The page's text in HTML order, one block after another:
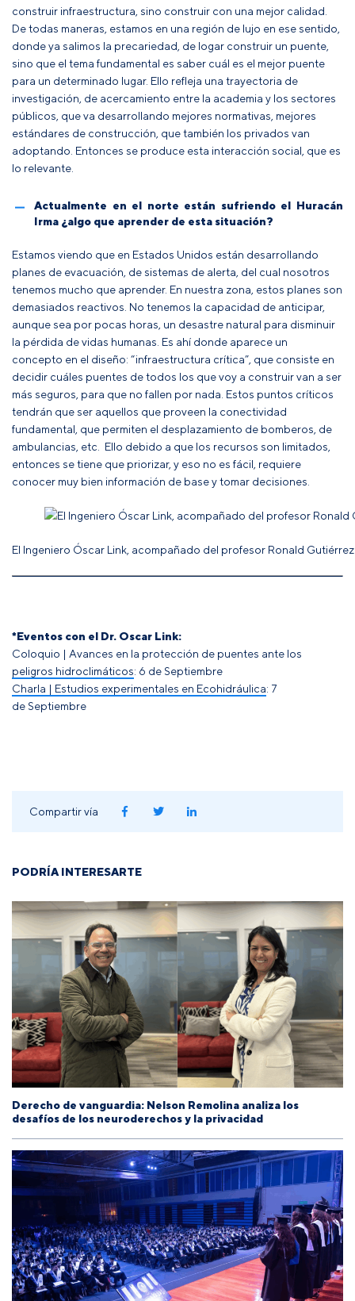
construir infraestructura, sino construir con una mejor calidad.
De todas maneras, estamos en una región de lujo en ese sentido,
donde ya salimos la precariedad, de logar construir un puente,
sino que el tema fundamental es saber cuál es el mejor puente
para un determinado lugar. Ello refleja una trayectoria de
investigación, de acercamiento entre la academia y los sectores
públicos, que va desarrollando mejores normativas, mejores
estándares de construcción, que también los privados van
adoptando. Entonces se produce esta interacción social, que es
lo relevante.
Actualmente en el norte están sufriendo el Huracán
Irma ¿algo que aprender de esta situación?
Estamos viendo que en Estados Unidos están desarrollando
planes de evacuación, de sistemas de alerta, del cual nosotros
tenemos mucho que aprender. En nuestra zona, estos planes son
demasiados reactivos. No tenemos la capacidad de anticipar,
aunque sea por pocas horas, un desastre natural para disminuir
la pérdida de vidas humanas. Es ahí donde aparece un
concepto en el diseño: “infraestructura crítica”, que consiste en
decidir cuáles puentes de todos los que voy a construir van a ser
más seguros, para que no fallen por nada. Estos puntos críticos
tendrán que ser aquellos que proveen la conectividad
fundamental, que permiten el desplazamiento de bomberos, de
ambulancias, etc. Ello debido a que los recursos son limitados,
entonces se tiene que priorizar, y eso no es fácil, requiere
conocer muy bien información de base y tomar decisiones.
El Ingeniero Óscar Link, acompañado del profesor Ronald Gutiérrez
*Eventos con el Dr. Oscar Link:
Coloquio | Avances en la protección de puentes ante los
peligros hidroclimáticos: 6 de Septiembre
Charla | Estudios experimentales en Ecohidráulica: 7
de Septiembre
Compartir vía
PODRÍA INTERESARTE
Derecho de vanguardia: Nelson Remolina analiza los
desafíos de los neuroderechos y la privacidad